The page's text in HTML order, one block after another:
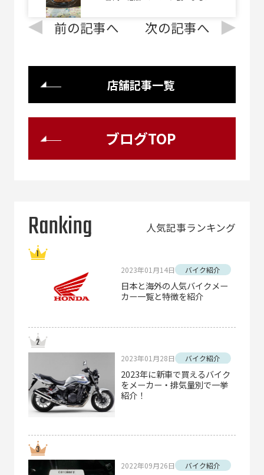
前の記事へ
店舗記事一覧
次の記事へ
ブログTOP
Ranking 人気記事ランキング
2023年01月14日 バイク紹介
日本と海外の人気バイクメー
カー一覧と特徴を紹介
2023年01月28日 バイク紹介
2023年に新車で買えるバイク
をメーカー・排気量別で一挙
紹介！
2022年09月26日 バイク紹介